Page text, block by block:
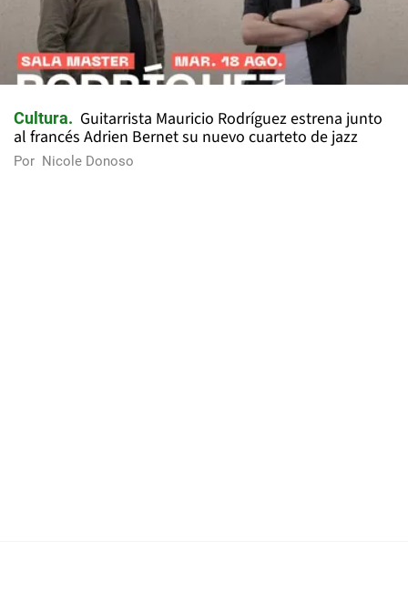
Cultura
Guitarrista Mauricio Rodríguez estrena junto
al francés Adrien Bernet su nuevo cuarteto de jazz
Por Nicole Donoso